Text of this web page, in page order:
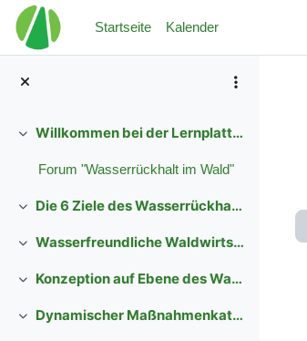
Zum Hauptinhalt
Startseite Kalender
Einklappen Willkommen bei der Lernplattform Wasser
Forum "Wasserrückhalt im Wald"
Einklappen Die 6 Ziele des Wasserrückhalts
Einklappen Wasserfreundliche Waldwirtschaft
Einklappen Konzeption auf Ebene des Waldbesitzes
Einklappen Dynamischer Maßnahmenkatalog: Wasserrückhalt im Wald